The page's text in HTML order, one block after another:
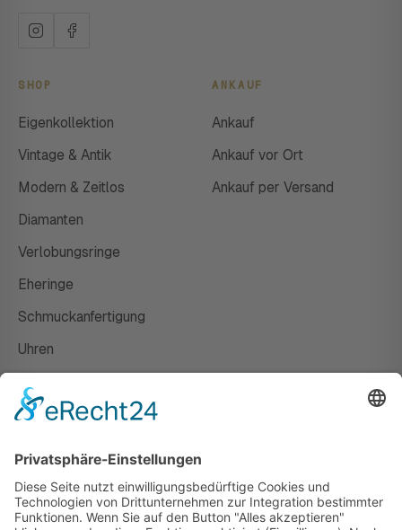
SHOP
Eigenkollektion
Vintage & Antik
Modern & Zeitlos
Diamanten
Verlobungsringe
Eheringe
Schmuckanfertigung
Uhren
ANKAUF
Ankauf
Ankauf vor Ort
Ankauf per Versand
Susanne Steiger
Geschäfte